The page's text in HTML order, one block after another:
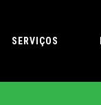
SERVIÇOS